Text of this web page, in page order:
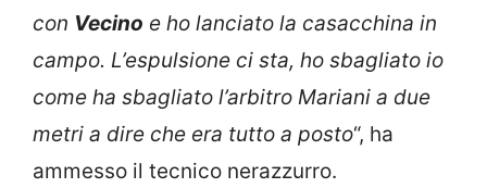
con Vecino e ho lanciato la casacchina in
campo. L’espulsione ci sta, ho sbagliato io
come ha sbagliato l’arbitro Mariani a due
metri a dire che era tutto a posto“, ha
ammesso il tecnico nerazzurro.